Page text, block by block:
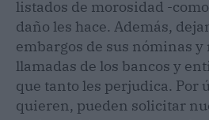
listados de morosidad -
daño les hace. Además,
embargos de sus nóminas y
llamadas de los bancos y
que tanto les perjudica. Por
quieren, pueden solicitar